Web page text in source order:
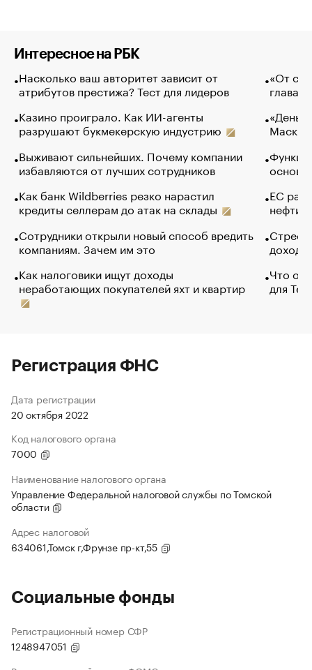
Интересное на РБК
Насколько ваш авторитет зависит от
атрибутов престижа? Тест для лидеров
Казино проиграло. Как ИИ-агенты
разрушают букмекерскую индустрию
Выживают сильнейших. Почему компании
избавляются от лучших сотрудников
Как банк Wildberries резко нарастил
кредиты селлерам до атак на склады
Сотрудники открыли новый способ вредить
компаниям. Зачем им это
Как налоговики ищут доходы
неработающих покупателей яхт и квартир
«От
глава
Маск в
основ
ЕС
нефти
Что
для
Регистрация ФНС
Дата регистрации
20 октября 2022
Код налогового органа
7000
Наименование налогового органа
Управление Федеральной налоговой службы по Томской
области
Адрес налоговой
634061,Томск г,Фрунзе пр-кт,55
Социальные фонды
Регистрационный номер СФР
1248947051